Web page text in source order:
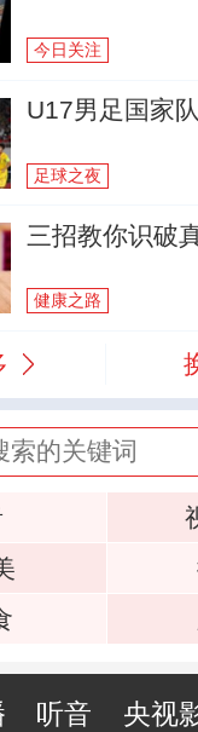
今日关注
U17男足国家
足球之夜
三招教你识破
健康之路
听音 央视